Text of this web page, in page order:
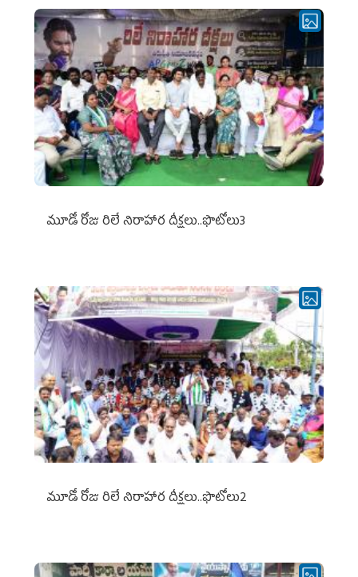
మూడో రోజు రిలే నిరాహార దీక్షలు..ఫొటోలు3
మూడో రోజు రిలే నిరాహార దీక్షలు..ఫొటోలు2